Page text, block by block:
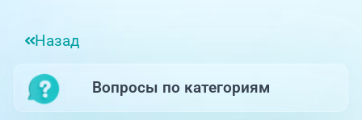
Отзывы
Адреса клиник
+7 (351) 220-00-03
Назад
Вопросы по категориям